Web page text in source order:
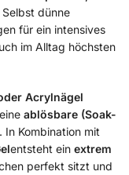
dünne
für ein intensives
im Alltag höchsten
Acrylnägel
ablösbare (Soak-
Kombination mit
entsteht ein extrem
perfekt sitzt und